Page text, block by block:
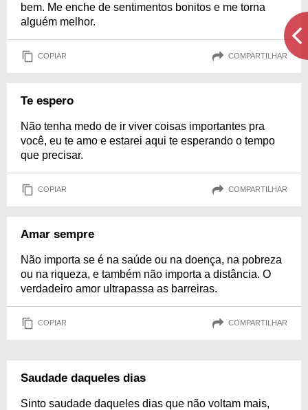
bem. Me enche de sentimentos bonitos e me torna
alguém melhor.
COPIAR COMPARTILHAR
Te espero
Não tenha medo de ir viver coisas importantes pra
você, eu te amo e estarei aqui te esperando o tempo
que precisar.
COPIAR COMPARTILHAR
Amar sempre
Não importa se é na saúde ou na doença, na pobreza
ou na riqueza, e também não importa a distância. O
verdadeiro amor ultrapassa as barreiras.
COPIAR COMPARTILHAR
Saudade daqueles dias
Sinto saudade daqueles dias que não voltam mais,